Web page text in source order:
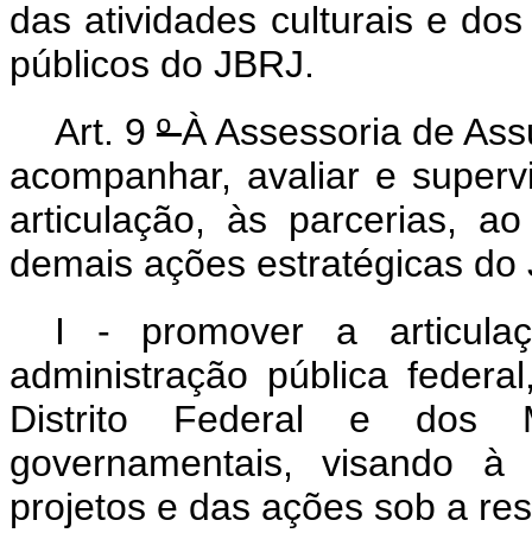
das atividades culturais e
públicos do JBRJ.
Art. 9ºÀ Assessoria de
acompanhar, avaliar e
articulação, às parcerias,
demais ações estratégicas
I - promover a
administração pública
Distrito Federal e dos
governamentais, visando
projetos e das ações sob a